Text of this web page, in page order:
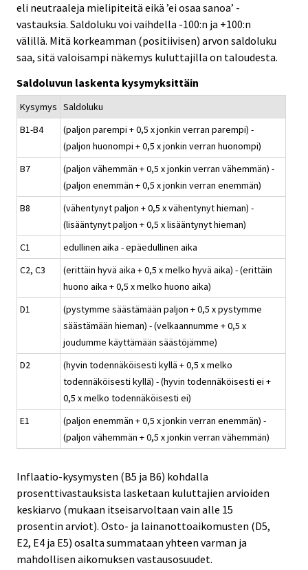
eli neutraaleja mielipiteitä eikä ’ei osaa sanoa’ -
vastauksia. Saldoluku voi vaihdella -100:n ja +100:n
välillä. Mitä korkeamman (positiivisen) arvon saldoluku
saa, sitä valoisampi näkemys kuluttajilla on taloudesta.
Saldoluvun laskenta kysymyksittäin
Kysymys Saldoluku
B1-B4
(paljon parempi + 0,5 x jonkin verran parempi) -
(paljon huonompi + 0,5 x jonkin verran huonompi)
B7
(paljon vähemmän + 0,5 x jonkin verran vähemmän) -
(paljon enemmän + 0,5 x jonkin verran enemmän)
B8
(vähentynyt paljon + 0,5 x vähentynyt hieman) -
(lisääntynyt paljon + 0,5 x lisääntynyt hieman)
C1
edullinen aika - epäedullinen aika
C2, C3
(erittäin hyvä aika + 0,5 x melko hyvä aika) - (erittäin
huono aika + 0,5 x melko huono aika)
D1
(pystymme säästämään paljon + 0,5 x pystymme
säästämään hieman) - (velkaannumme + 0,5 x
joudumme käyttämään säästöjämme)
D2
(hyvin todennäköisesti kyllä + 0,5 x melko
todennäköisesti kyllä) - (hyvin todennäköisesti ei +
0,5 x melko todennäköisesti ei)
E1
(paljon enemmän + 0,5 x jonkin verran enemmän) -
(paljon vähemmän + 0,5 x jonkin verran vähemmän)
Inflaatio-kysymysten (B5 ja B6) kohdalla
prosenttivastauksista lasketaan kuluttajien arvioiden
keskiarvo (mukaan itseisarvoltaan vain alle 15
prosentin arviot). Osto- ja lainanottoaikomusten (D5,
E2, E4 ja E5) osalta summataan yhteen varman ja
mahdollisen aikomuksen vastausosuudet.